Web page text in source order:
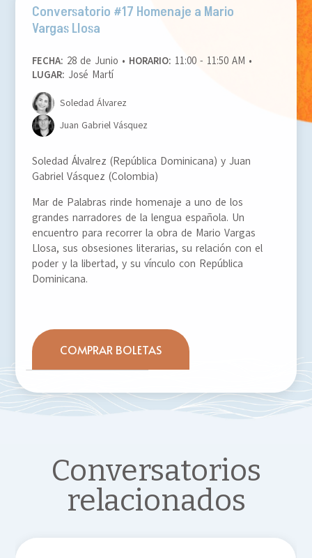
Conversatorio #17 Homenaje a Mario
Vargas Llosa
FECHA: 28 de Junio • HORARIO: 11:00 - 11:50 AM •
LUGAR: José Martí
Soledad Álvarez
Juan Gabriel Vásquez
Soledad Álvalrez (República Dominicana) y Juan
Gabriel Vásquez (Colombia)
Mar de Palabras rinde homenaje a uno de los
grandes narradores de la lengua española. Un
encuentro para recorrer la obra de Mario Vargas
Llosa, sus obsesiones literarias, su relación con el
poder y la libertad, y su vínculo con República
Dominicana.
COMPRAR BOLETAS
Conversatorios
relacionados